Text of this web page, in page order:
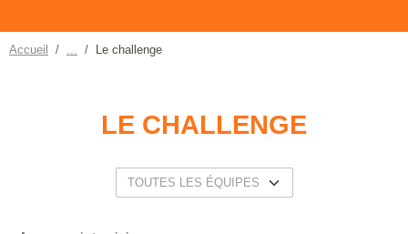
Accueil Le challenge
LE CHALLENGE